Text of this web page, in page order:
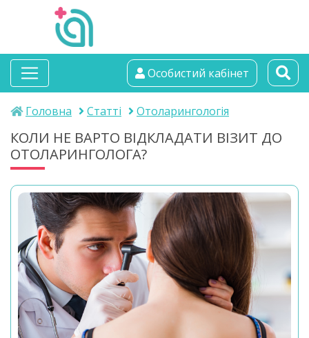
альтамедика
медичний центр
Особистий кабінет
Головна Статті Отоларингологія
КОЛИ НЕ ВАРТО ВІДКЛАДАТИ ВІЗИТ ДО
ОТОЛАРИНГОЛОГА?